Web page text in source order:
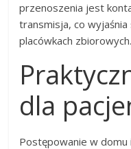
przenoszenia jest
transmisja, co
placówkach zbiorowych.
dla
Postępowanie w domu